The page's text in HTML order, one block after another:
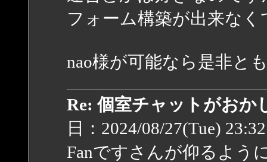
フォーム構築が出来な
nao様が可能なら是非と
Re: 個室チャットがおか
日：2024/08/27(Tue)
Fanですさんが仰るよう